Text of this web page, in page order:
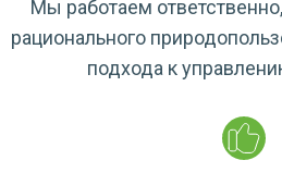
Мы работаем
рационального
подхода к